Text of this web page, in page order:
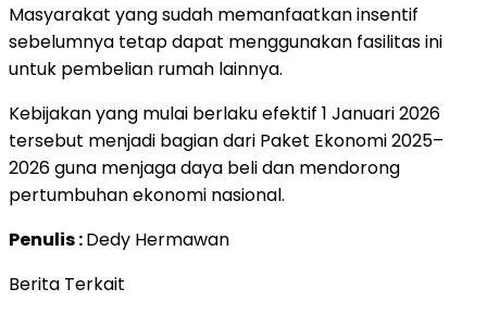
Masyarakat yang sudah memanfaatkan insentif
sebelumnya tetap dapat menggunakan fasilitas ini
untuk pembelian rumah lainnya.
Kebijakan yang mulai berlaku efektif 1 Januari 2026
tersebut menjadi bagian dari Paket Ekonomi 2025–
2026 guna menjaga daya beli dan mendorong
pertumbuhan ekonomi nasional.
Penulis :Dedy Hermawan
Berita Terkait